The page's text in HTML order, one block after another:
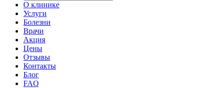
О клинике
Услуги
Болезни
Врачи
Акция
Цены
Отзывы
Контакты
Блог
FAQ